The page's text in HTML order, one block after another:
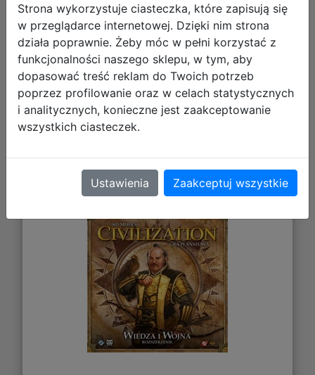
Galeria zdjęć
Sid Meier's Civilization: Wiedza i
Wojna
Strona wykorzystuje ciasteczka, które zapisują się
w przeglądarce internetowej. Dzięki nim strona
działa poprawnie. Żeby móc w pełni korzystać z
funkcjonalności naszego sklepu, w tym, aby
dopasować treść reklam do Twoich potrzeb
poprzez profilowanie oraz w celach statystycznych
i analitycznych, konieczne jest zaakceptowanie
wszystkich ciasteczek.
Ustawienia Zaakceptuj wszystkie